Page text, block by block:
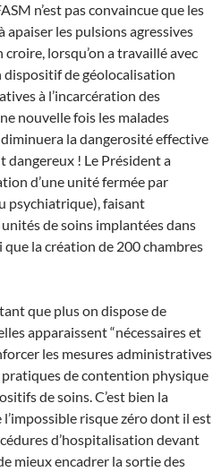
n’est pas convaincue que les
les pulsions agressives
lorsqu’on a travaillé avec
dispositif de géolocalisation
à l’incarcération des
nouvelle fois les malades
la dangerosité effective
! Le Président a
d’une unité fermée par
psychiatrique), faisant
de soins implantées dans
la création de 200 chambres
que plus on dispose de
apparaissent “nécessaires et
les mesures administratives
de contention physique
de soins. C’est bien la
risque zéro dont il est
d’hospitalisation devant
mieux encadrer la sortie des